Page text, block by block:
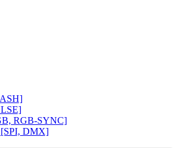
RGB-SYNC]
DMX]